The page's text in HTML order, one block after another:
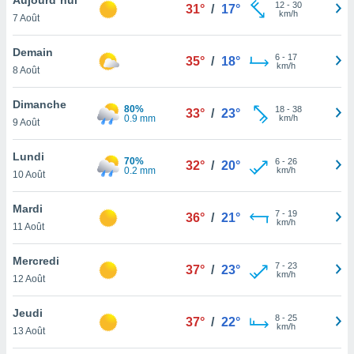
et
»,
au
vous
qu'ils
ou
le
ainsi
un
la
du
7 Août
31° / 17° 12- 30
km/h
Demain
8 Août
35° / 18° 6- 17
km/h
Dimanche
9 Août
80%
0.9 mm
33° / 23° 18- 38
km/h
Lundi
10 Août
70%
0.2 mm
32° / 20° 6- 26
km/h
Mardi
11 Août
36° / 21° 7- 19
km/h
Mercredi
12 Août
37° / 23° 7- 23
km/h
Jeudi
13 Août
37° / 22° 8- 25
km/h